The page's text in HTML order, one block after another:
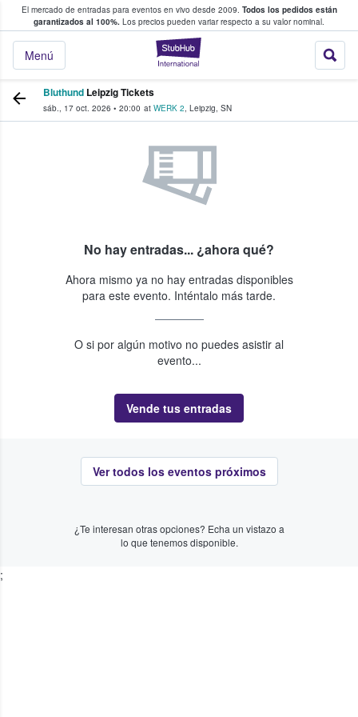
El mercado de entradas para eventos en vivo desde 2009. Todos los pedidos están
garantizados al 100%. Los precios pueden variar respecto a su valor nominal.
StubHub:
Menú
y venta de entradas entre fans
Bluthund Leipzig Tickets
sáb., 17 oct. 2026 • 20:00 at WERK 2, Leipzig, SN
No hay entradas... ¿ahora qué?
Ahora mismo ya no hay entradas disponibles
para este evento. Inténtalo más tarde.
O si por algún motivo no puedes asistir al
evento...
Vende tus entradas
Ver todos los eventos próximos
¿Te interesan otras opciones? Echa un vistazo a
lo que tenemos disponible.
;